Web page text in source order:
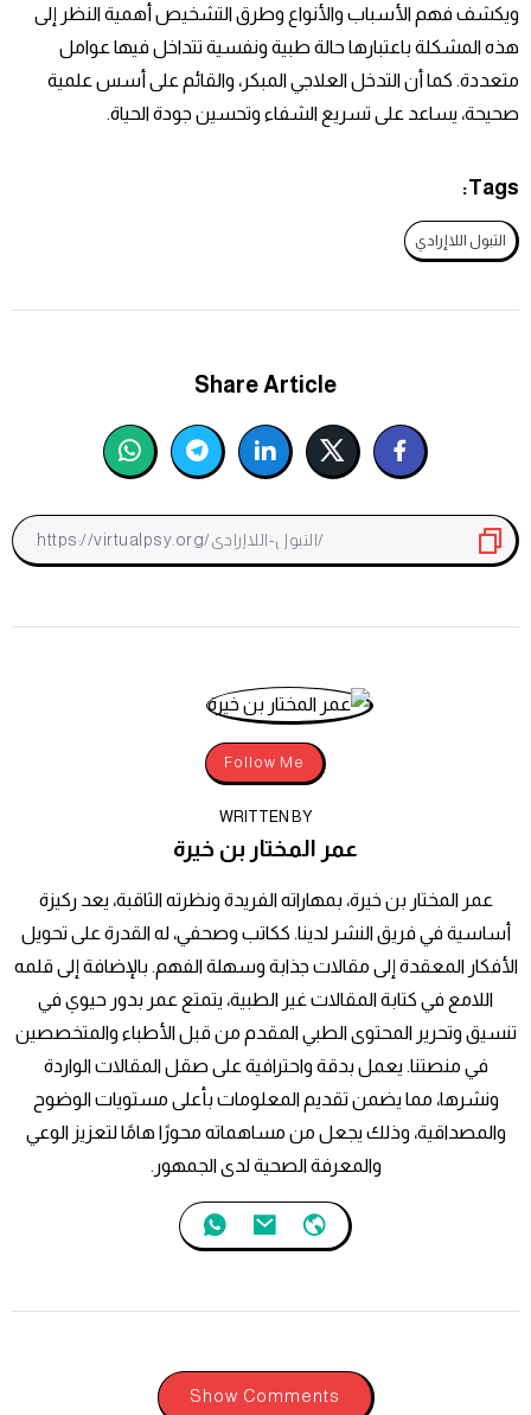
ويكشف فهم الأسباب والأنواع وطرق التشخيص أهمية النظر إلى
هذه المشكلة باعتبارها حالة طبية ونفسية تتداخل فيها عوامل
متعددة. كما أن التدخل العلاجي المبكر، والقائم على أسس علمية
صحيحة، يساعد على تسريع الشفاء وتحسين جودة الحياة.
Tags:
التبول اللاإرادي
Share Article
Follow Me
WRITTEN BY
عمر المختار بن خيرة
عمر المختار بن خيرة، بمهاراته الفريدة ونظرته الثاقبة، يعد ركيزة
أساسية في فريق النشر لدينا. ككاتب وصحفي، له القدرة على تحويل
الأفكار المعقدة إلى مقالات جذابة وسهلة الفهم. بالإضافة إلى قلمه
اللامع في كتابة المقالات غير الطبية، يتمتع عمر بدور حيوي في
تنسيق وتحرير المحتوى الطبي المقدم من قبل الأطباء والمتخصصين
في منصتنا. يعمل بدقة واحترافية على صقل المقالات الواردة
ونشرها، مما يضمن تقديم المعلومات بأعلى مستويات الوضوح
والمصداقية، وذلك يجعل من مساهماته محورًا هامًا لتعزيز الوعي
والمعرفة الصحية لدى الجمهور.
Show Comments